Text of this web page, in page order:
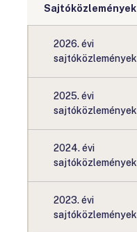
Sajtóközlemények
2026. évi
sajtóközlemények
2025. évi
sajtóközlemények
2024. évi
sajtóközlemények
2023. évi
sajtóközlemények